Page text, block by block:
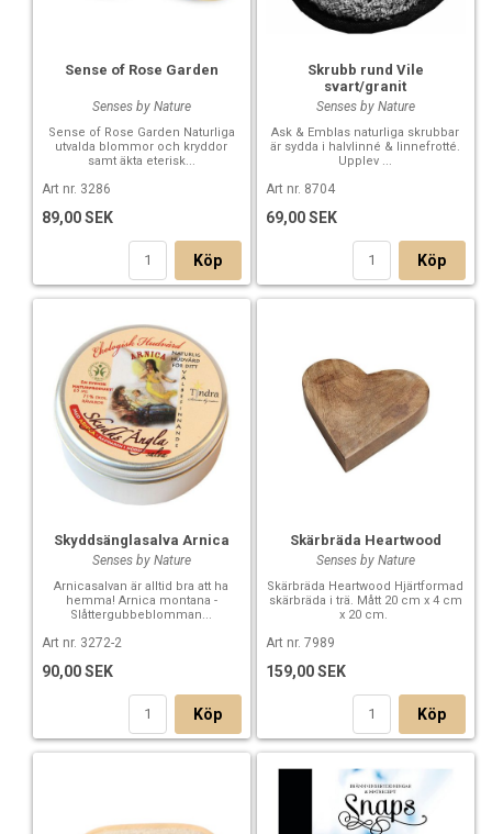
Sense of Rose Garden
Senses by Nature
Sense of Rose Garden Naturliga
utvalda blommor och kryddor
samt äkta eterisk...
Art nr. 3286
89,00 SEK
Köp
Skrubb rund Vile
svart/granit
Senses by Nature
Ask & Emblas naturliga skrubbar
är sydda i halvlinné & linnefrotté.
Upplev ...
Art nr. 8704
69,00 SEK
Köp
Skyddsänglasalva Arnica
Senses by Nature
Arnicasalvan är alltid bra att ha
hemma! Arnica montana -
Slåttergubbeblomman...
Art nr. 3272-2
90,00 SEK
Köp
Skärbräda Heartwood
Senses by Nature
Skärbräda Heartwood Hjärtformad
skärbräda i trä. Mått 20 cm x 4 cm
x 20 cm.
Art nr. 7989
159,00 SEK
Köp